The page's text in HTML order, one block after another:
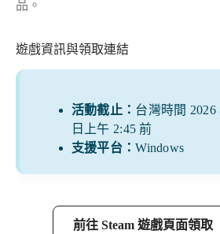
品。
遊戲資訊與領取連結
活動截止： 台灣時間 2026
日上午 2:45 前
支援平台：Windows
前往 Steam 遊戲頁面領取